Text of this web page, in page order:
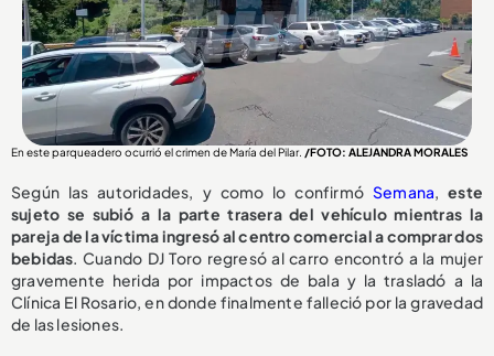
En este parqueadero ocurrió el crimen de María del Pilar. /FOTO: ALEJANDRA MORALES
Según las autoridades, y como lo confirmó Semana,este
sujeto se subió a la parte trasera del vehículo mientras la
pareja de la víctima ingresó al centro comercial a comprar dos
bebidas. Cuando DJ Toro regresó al carro encontró a la mujer
gravemente herida por impactos de bala y la trasladó a la
Clínica El Rosario, en donde finalmente falleció por la gravedad
de las lesiones.